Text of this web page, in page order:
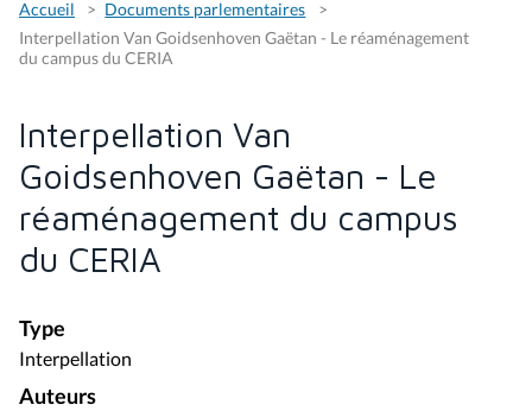
Accueil
Documents parlementaires
Interpellation Van Goidsenhoven Gaëtan - Le réaménagement
du campus du CERIA
Interpellation Van
Goidsenhoven Gaëtan - Le
réaménagement du campus
du CERIA
Type
Interpellation
Auteurs